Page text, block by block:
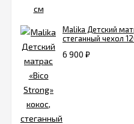
Malika Детский
стеганный чехол
6 900 ₽